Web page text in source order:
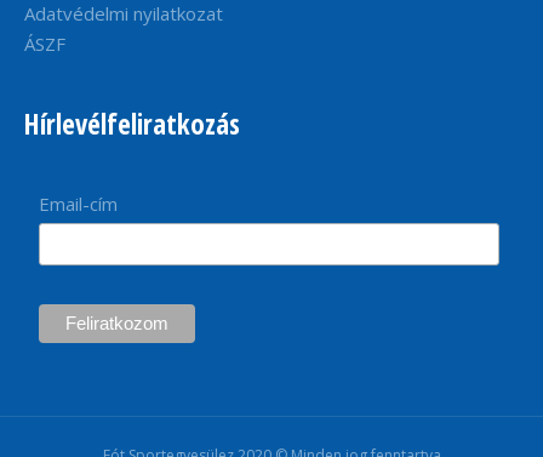
Adatvédelmi nyilatkozat
ÁSZF
Hírlevélfeliratkozás
Email-cím